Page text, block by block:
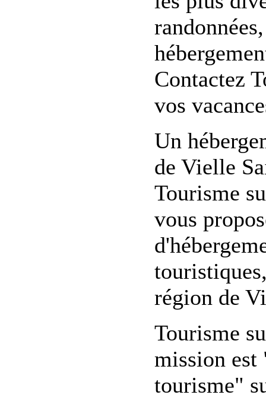
Contactez
vos
Un
de Vielle
Tourisme
vous
région de
Tourisme
mission
tourisme"